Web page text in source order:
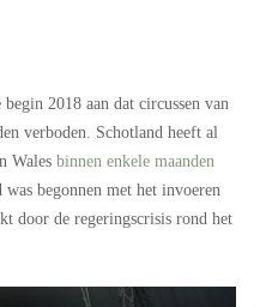
2018 aan dat circussen van
verboden. Schotland heeft al
Wales binnen enkele maanden
begonnen met het invoeren
door de regeringscrisis rond het